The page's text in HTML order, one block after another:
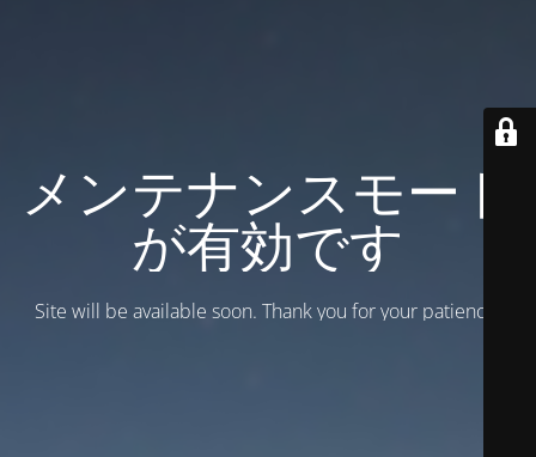
メンテナンスモード
が有効です
Site will be available soon. Thank you for your patience!